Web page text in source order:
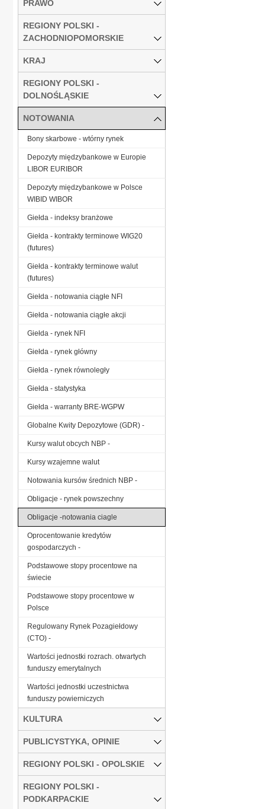
PRAWO
REGIONY POLSKI -
ZACHODNIOPOMORSKIE
KRAJ
REGIONY POLSKI -
DOLNOŚLĄSKIE
NOTOWANIA
Bony skarbowe - wtórny rynek
Depozyty międzybankowe w Europie
LIBOR EURIBOR
Depozyty międzybankowe w Polsce
WIBID WIBOR
Giełda - indeksy branżowe
Giełda - kontrakty terminowe WIG20
(futures)
Giełda - kontrakty terminowe walut
(futures)
Giełda - notowania ciągłe NFI
Giełda - notowania ciągłe akcji
Giełda - rynek NFI
Giełda - rynek główny
Giełda - rynek równoległy
Giełda - statystyka
Giełda - warranty BRE-WGPW
Globalne Kwity Depozytowe (GDR) -
Kursy walut obcych NBP -
Kursy wzajemne walut
Notowania kursów średnich NBP -
Obligacje - rynek powszechny
Obligacje -notowania ciagle
Oprocentowanie kredytów
gospodarczych -
Podstawowe stopy procentowe na
świecie
Podstawowe stopy procentowe w
Polsce
Regulowany Rynek Pozagiełdowy
(CTO) -
Wartości jednostki rozrach. otwartych
funduszy emerytalnych
Wartości jednostki uczestnictwa
funduszy powierniczych
KULTURA
PUBLICYSTYKA, OPINIE
REGIONY POLSKI - OPOLSKIE
REGIONY POLSKI -
PODKARPACKIE